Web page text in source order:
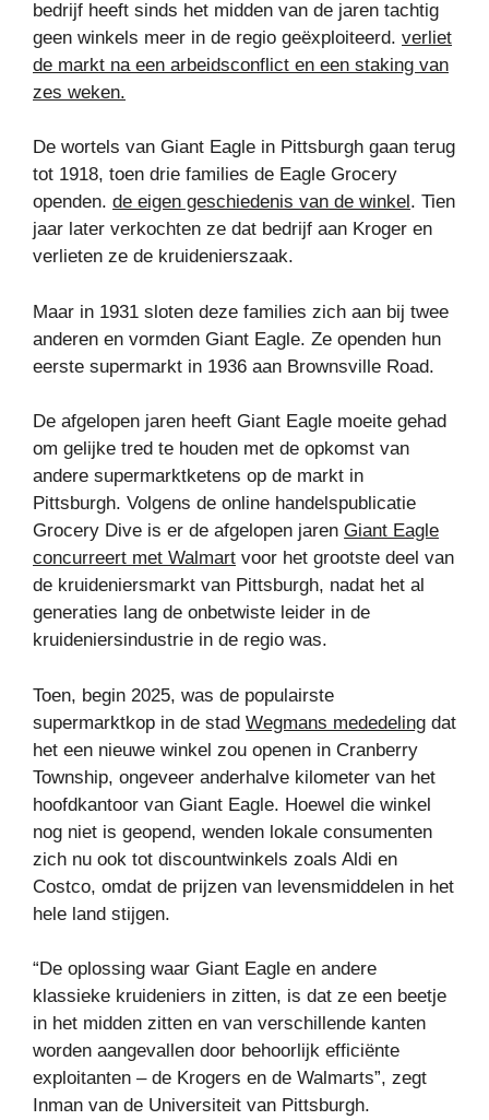
bedrijf heeft sinds het midden van de jaren tachtig
geen winkels meer in de regio geëxploiteerd. verliet
de markt na een arbeidsconflict en een staking van
zes weken.
De wortels van Giant Eagle in Pittsburgh gaan terug
tot 1918, toen drie families de Eagle Grocery
openden. de eigen geschiedenis van de winkel . Tien
jaar later verkochten ze dat bedrijf aan Kroger en
verlieten ze de kruidenierszaak.
Maar in 1931 sloten deze families zich aan bij twee
anderen en vormden Giant Eagle. Ze openden hun
eerste supermarkt in 1936 aan Brownsville Road.
De afgelopen jaren heeft Giant Eagle moeite gehad
om gelijke tred te houden met de opkomst van
andere supermarktketens op de markt in
Pittsburgh. Volgens de online handelspublicatie
Grocery Dive is er de afgelopen jaren Giant Eagle
concurreert met Walmart voor het grootste deel van
de kruideniersmarkt van Pittsburgh, nadat het al
generaties lang de onbetwiste leider in de
kruideniersindustrie in de regio was.
Toen, begin 2025, was de populairste
supermarktkop in de stad Wegmans mededeling dat
het een nieuwe winkel zou openen in Cranberry
Township, ongeveer anderhalve kilometer van het
hoofdkantoor van Giant Eagle. Hoewel die winkel
nog niet is geopend, wenden lokale consumenten
zich nu ook tot discountwinkels zoals Aldi en
Costco, omdat de prijzen van levensmiddelen in het
hele land stijgen.
“De oplossing waar Giant Eagle en andere
klassieke kruideniers in zitten, is dat ze een beetje
in het midden zitten en van verschillende kanten
worden aangevallen door behoorlijk efficiënte
exploitanten – de Krogers en de Walmarts”, zegt
Inman van de Universiteit van Pittsburgh.